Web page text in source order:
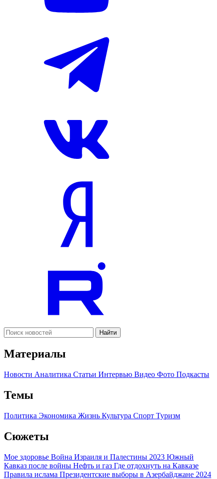
Найти
Материалы
Новости Аналитика Статьи Интервью Видео Фото Подкасты
Темы
Политика Экономика Жизнь Культура Спорт Туризм
Сюжеты
Мое здоровье Война Израиля и Палестины 2023 Южный
Кавказ после войны Нефть и газ Где отдохнуть на Кавказе
Правила ислама Президентские выборы в Азербайджане 2024